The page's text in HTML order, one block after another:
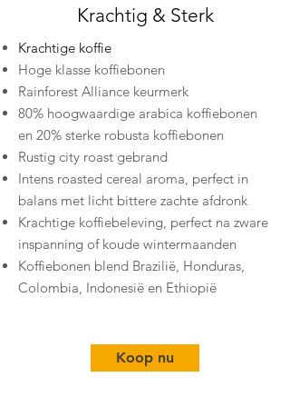
Krachtig & Sterk
Krachtige koffie
Hoge klasse koffiebonen
Rainforest Alliance keurmerk
80% hoogwaardige arabica koffiebonen
en 20% sterke robusta koffiebonen
Rustig city roast gebrand
Intens roasted cereal aroma, perfect in
balans met licht bittere zachte afdronk
Krachtige koffiebeleving, perfect na zware
inspanning of koude wintermaanden
Koffiebonen blend Brazilië, Honduras,
Colombia, Indonesië en Ethiopië
Koop nu